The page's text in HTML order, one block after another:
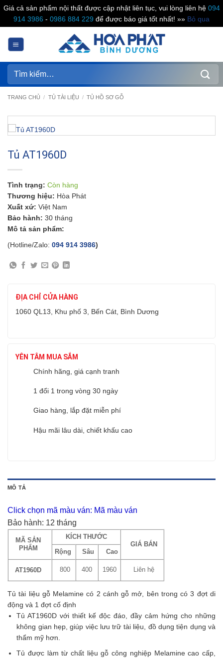
Giá cả sản phẩm nội thất được cập nhật liên tục, vui lòng liên hệ 094
914 3986 - 0986 884 229 để được báo giá tốt nhất! »» Bỏ qua
dung
Tìm
TRANG CHỦ / TỦ TÀI LIỆU / TỦ HỒ SƠ GỖ
Tủ AT1960D
Tình trạng: Còn hàng
Thương hiệu: Hòa Phát
Xuất xứ: Việt Nam
Bảo hành: 30 tháng
Mô tả sản phẩm:
(Hotline/Zalo: 094 914 3986)
ĐỊA CHỈ CỬA HÀNG
1060 QL13, Khu phố 3, Bến Cát, Bình Dương
YÊN TÂM MUA SẮM
Chính hãng, giá cạnh tranh
1 đổi 1 trong vòng 30 ngày
Giao hàng, lắp đặt miễn phí
Hậu mãi lâu dài, chiết khấu cao
MÔ TẢ
Click chọn mã màu ván: Mã màu ván
Bảo hành: 12 tháng
MÃ SẢN
PHẨM
KÍCH THƯỚC
GIÁ BÁN
Rộng
Sâu Cao
AT1960D 800 400 1960 Liên hệ
Tủ tài liệu gỗ Melamine có 2 cánh gỗ mở, bên trong có 3 đợt di
động và 1 đợt cố định
Tủ AT1960D với thiết kế độc đáo, đầy cảm hứng cho những
không gian hẹp, giúp việc lưu trữ tài liệu, đồ dụng tiện dụng và
thẩm mỹ hơn.
Tủ được làm từ chất liệu gỗ công nghiệp Melamine cao cấp,